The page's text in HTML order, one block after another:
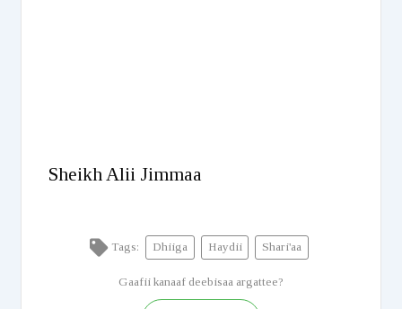
Sheikh Alii Jimmaa
Tags: Dhiiga Haydii Shari'aa
Gaafii kanaaf deebisaa argattee?